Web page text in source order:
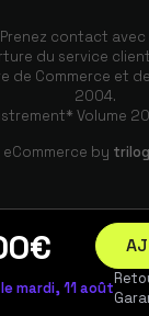
€
mardi, 11 août
Prenez contact avec
du service
de Commerce et
2004.
Volume
eCommerce by